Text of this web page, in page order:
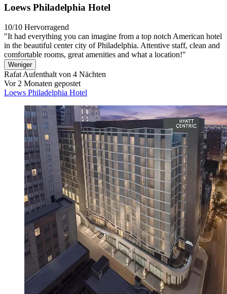
Loews Philadelphia Hotel
10/10 Hervorragend
"It had everything you can imagine from a top notch American hotel
in the beautiful center city of Philadelphia. Attentive staff, clean and
comfortable rooms, great amenities and what a location!"
Weniger
Rafat Aufenthalt von 4 Nächten
Vor 2 Monaten gepostet
Loews Philadelphia Hotel